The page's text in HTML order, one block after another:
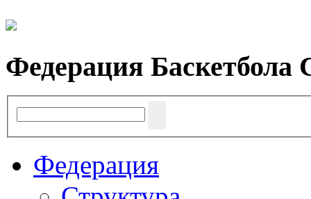
Федерация Баскетбола
Федерация